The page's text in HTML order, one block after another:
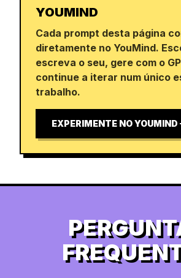
YOUMIND
Cada prompt desta página
diretamente no YouMind.
escreva o seu, gere com o
continue a iterar num único
trabalho.
EXPERIMENTE NO YOUMIND